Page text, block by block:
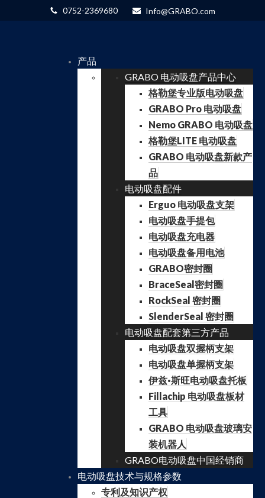
0752-2369680 Info@GRABO.com
产品
GRABO 电动吸盘产品中心
格勒堡专业版电动吸盘
GRABO Pro 电动吸盘
Nemo GRABO 电动吸盘
格勒堡LITE 电动吸盘
GRABO 电动吸盘新款产
品
电动吸盘配件
Erguo 电动吸盘支架
电动吸盘手提包
电动吸盘充电器
电动吸盘备用电池
GRABO密封圈
BraceSeal密封圈
RockSeal 密封圈
SlenderSeal 密封圈
电动吸盘配套第三方产品
电动吸盘双握柄支架
电动吸盘单握柄支架
伊兹·斯旺电动吸盘托板
Fillachip 电动吸盘板材
工具
GRABO 电动吸盘玻璃安
装机器人
GRABO电动吸盘中国经销商
电动吸盘技术与规格参数
专利及知识产权